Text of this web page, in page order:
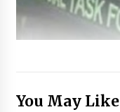
You May Like